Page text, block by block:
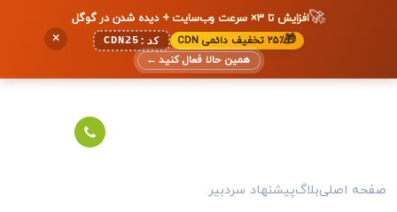
🚀افزایش تا ۳× سرعت وب‌سایت + دیده شدن در گوگل
🎁۲۵٪ تخفیف دائمی CDN کد: CDN25
همین حالا فعال کنید ←
×
صفحه اصلیبلاگپیشنهاد سردبیر